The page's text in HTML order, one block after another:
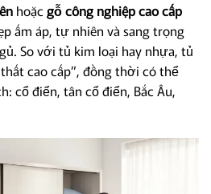
hoặcgỗ công nghiệp cao cấp
ấm áp, tự nhiên và sang trọng
So với tủ kim loại hay nhựa, tủ
cao cấp”, đồng thời có thể
cổ điển, tân cổ điển, Bắc Âu,